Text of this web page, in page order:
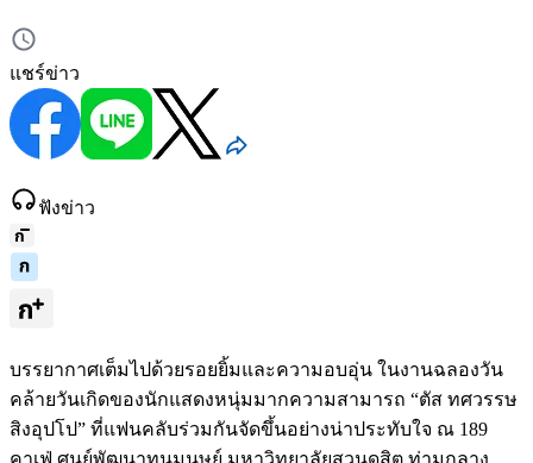
แชร์ข่าว
ฟังข่าว
บรรยากาศเต็มไปด้วยรอยยิ้มและความอบอุ่น ในงานฉลองวัน
คล้ายวันเกิดของนักแสดงหนุ่มมากความสามารถ “ตัส ทศวรรษ
สิงอุปโป” ที่แฟนคลับร่วมกันจัดขึ้นอย่างน่าประทับใจ ณ 189